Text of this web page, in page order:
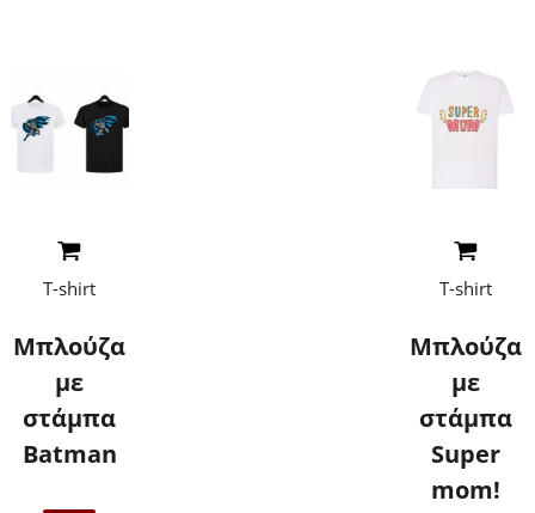
T-shirt
Μπλούζα
με
στάμπα
Βatman
T-shirt
Μπλούζα
με
στάμπα
Super
mom!